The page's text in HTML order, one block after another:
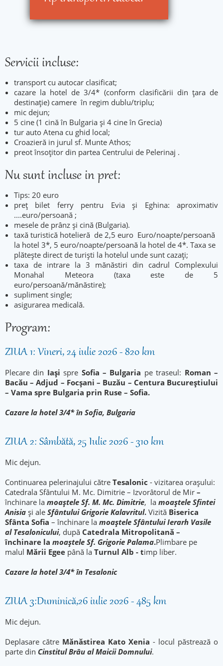
Servicii incluse:
transport cu autocar clasificat;
cazare la hotel de 3/4* (conform clasificării din țara de
destinație) camere în regim dublu/triplu;
mic dejun;
5 cine (1 cină în Bulgaria și 4 cine în Grecia)
tur auto Atena cu ghid local;
Croazieră in jurul sf. Munte Athos;
preot însoțitor din partea Centrului de Pelerinaj .
Nu sunt incluse in pret:
Tips: 20 euro
preț bilet ferry pentru Evia și Eghina: aproximativ
....euro/persoană ;
mesele de prânz și cină (Bulgaria).
taxă turistică hotelieră de 2,5 euro Euro/noapte/persoană
la hotel 3*, 5 euro/noapte/persoană la hotel de 4*. Taxa se
plătește direct de turiști la hotelul unde sunt cazați;
taxa de intrare la 3 mănăstiri din cadrul Complexului
Monahal Meteora (taxa este de 5
euro/persoană/mănăstire);
supliment single;
asigurarea medicală.
Program:
ZIUA 1: Vineri, 24 iulie 2026 - 820 km
Plecare din Iași spre Sofia – Bulgaria pe traseul: Roman –
Bacău – Adjud – Focșani – Buzău – Centura Bucureștiului
– Vama spre Bulgaria prin Ruse – Sofia.
Cazare la hotel 3/4* în Sofia, Bulgaria
ZIUA 2: Sâmbătă, 25 Iulie 2026 - 310 km
Mic dejun.
Continuarea pelerinajului către Tesalonic - vizitarea orașului:
Catedrala Sfântului M. Mc. Dimitrie – Izvorâtorul de Mir –
închinare la moaștele Sf. M. Mc. Dimitrie, la moaștele Sfintei
Anisia și ale Sfântului Grigorie Kalavritul. Vizită Biserica
Sfânta Sofia – închinare la moaștele Sfântului Ierarh Vasile
al Tesalonicului, după Catedrala Mitropolitană –
închinare la moaștele Sf. Grigorie Palama.Plimbare pe
malul Mării Egee până la Turnul Alb - timp liber.
Cazare la hotel 3/4* în Tesalonic
ZIUA 3:Duminică,26 iulie 2026 - 485 km
Mic dejun.
Deplasare către Mănăstirea Kato Xenia - locul păstrează o
parte din Cinstitul Brâu al Maicii Domnului.